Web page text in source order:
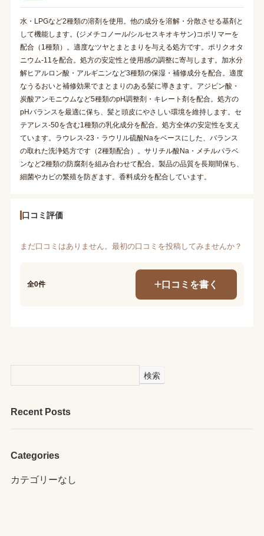
水・LPGなど2種類の溶剤を使用。他の成分を溶解・分散させる基剤と
して機能します。(ジメチコノール/シルセスキオキサン)コポリマーを
配合（1種類）。適度なツヤとまとまりを与える処方です。ポリクオタ
ニウム-11を配合。処方の安定性と使用感の調整に寄与します。加水分
解ヒアルロン酸・アルギニンなど3種類の保湿・補修成分を配合。適度
なうるおいと補修効果でまとまりのある髪に導きます。アジピン酸・
炭酸アンモニウムなど5種類のpH調整剤・キレート剤を配合。処方の
pHバランスを最適に保ち、髪と頭皮にやさしい環境を維持します。セ
テアレス-50を含む1種類の乳化成分を配合。処方全体の安定性を支え
ています。ラウレス-23・ラウリル硫酸Naをベースにした、バランス
の取れた洗浄処方です（2種類配合）。サリチル酸Na・メチルパラベ
ンなど2種類の防腐剤を組み合わせて配合。製品の品質を長期間保ち、
細菌やカビの繁殖を防ぎます。香料成分を配合しています。
口コミ評価
まだ口コミはありません。最初の口コミを投稿してみませんか？
全0件 口コミを書く
検索
Recent Posts
Categories
カテゴリーなし